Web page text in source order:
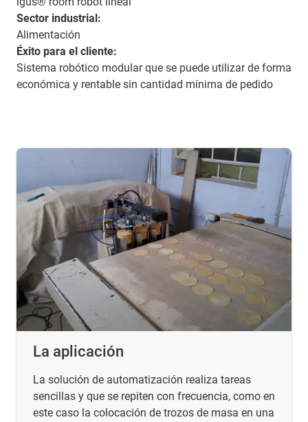
Sector industrial:
Alimentación​​​​​​​
Éxito para el cliente:
Sistema robótico modular que se puede utilizar de forma
económica y rentable sin cantidad mínima de pedido
La aplicación
La solución de automatización realiza tareas
sencillas y que se repiten con frecuencia, como en
este caso la colocación de trozos de masa en una